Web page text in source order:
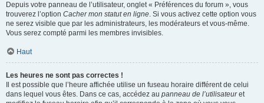
Depuis votre panneau de l’utilisateur, onglet « Préférences du forum », vous
trouverez l’option Cacher mon statut en ligne. Si vous activez cette option vous
ne serez visible que par les administrateurs, les modérateurs et vous-même.
Vous serez compté parmi les membres invisibles.
Haut
Les heures ne sont pas correctes !
Il est possible que l’heure affichée utilise un fuseau horaire différent de celui
dans lequel vous êtes. Dans ce cas, accédez au panneau de l’utilisateuret